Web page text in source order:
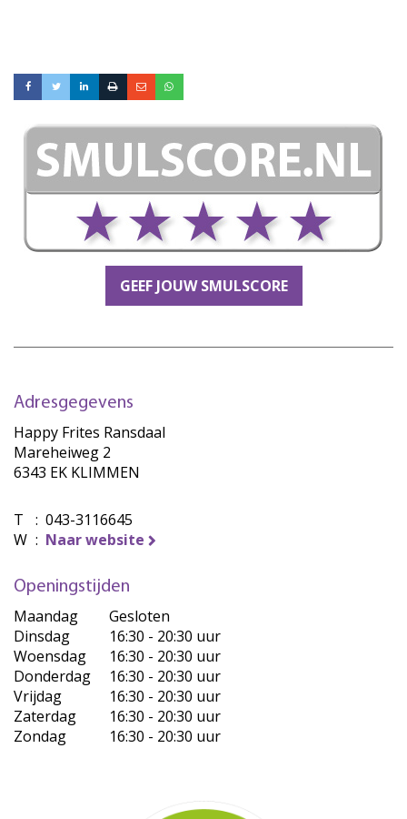
GEEF JOUW SMULSCORE
Adresgegevens
Happy Frites Ransdaal
Mareheiweg 2
6343 EK KLIMMEN
T : 043-3116645
W : Naar website
Openingstijden
Maandag
Gesloten
Dinsdag
16:30 - 20:30 uur
Woensdag
16:30 - 20:30 uur
Donderdag
16:30 - 20:30 uur
Vrijdag
16:30 - 20:30 uur
Zaterdag
16:30 - 20:30 uur
Zondag
16:30 - 20:30 uur